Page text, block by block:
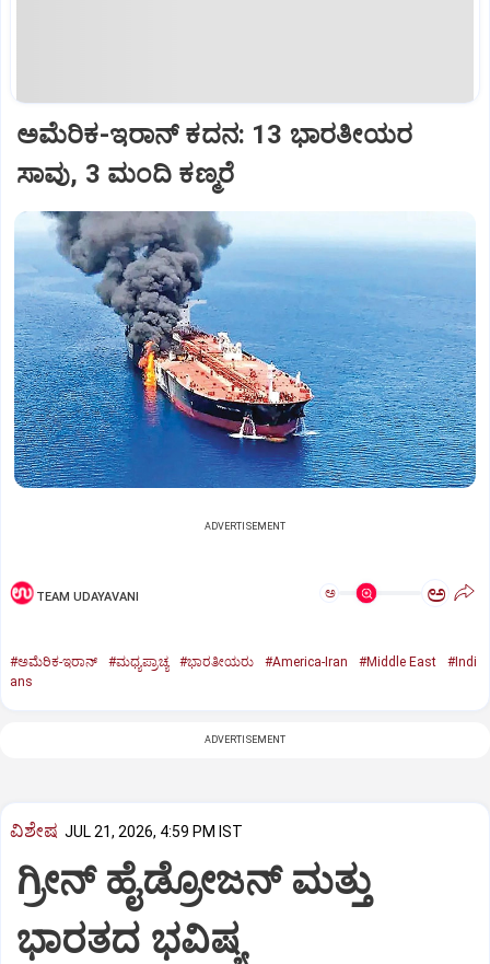
ಅಮೆರಿಕ-ಇರಾನ್‌ ಕದನ: 13 ಭಾರತೀಯರ
ಸಾವು, 3 ಮಂದಿ ಕಣ್ಮರೆ
ADVERTISEMENT
TEAM UDAYAVANI ಅ ಅ
#ಅಮೆರಿಕ-ಇರಾನ್‌ #ಮಧ್ಯಪ್ರಾಚ್ಯ #ಭಾರತೀಯರು #America-Iran #Middle East
#Indi
ans
ADVERTISEMENT
ವಿಶೇಷ JUL 21, 2026, 4:59 PM IST
ಗ್ರೀನ್‌ ಹೈಡ್ರೋಜನ್‌ ಮತ್ತು
ಭಾರತದ ಭವಿಷ್ಯ